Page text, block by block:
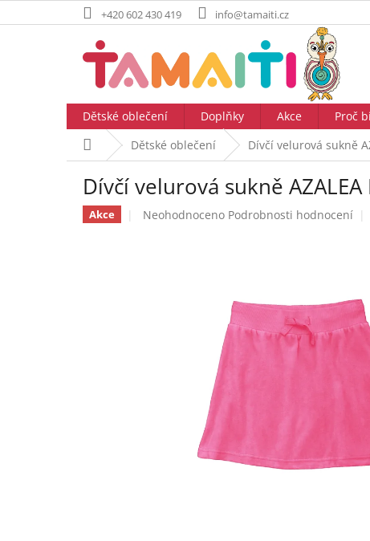
na
+420 602 430 419 info@tamaiti.cz
Dětské oblečení Doplňky Akce Proč
Domů Dětské oblečení Dívčí velurová sukně
Dívčí velurová sukně
Akce
Průměrné
Neohodnoceno Podrobnosti hodnocení